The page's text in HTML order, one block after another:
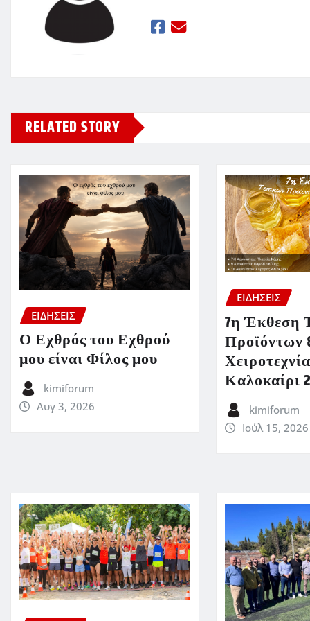
RELATED STORY
ΕΙΔΗΣΕΙΣ
Ο Εχθρός του Εχθρού
μου είναι Φίλος μου
kimiforum
Αυγ 3, 2026
ΕΙΔΗΣΕΙΣ
7η Έκθεση
Προϊόντων
Καλοκαίρι
kimiforum
Ιούλ 15, 2026